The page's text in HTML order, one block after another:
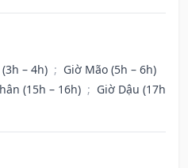
– 4h) ; Giờ Mão (5h – 6h)
(15h – 16h) ; Giờ Dậu (17h